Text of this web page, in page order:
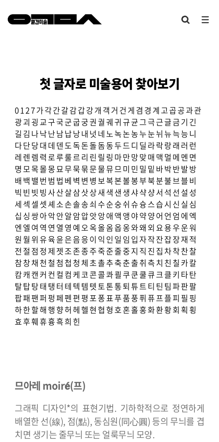
첫 글자로 미술용어 찾아보기
0 1 27가각간갈감갑강개 객 거 건 게 겸 경 계 고곱공과관
광괴 굉 교구국군굽궁권 궐궤귀규균그극근글금기 긴
길 김 나낙난남납낭내 넛 네 노녹논농누눈뉘뉴늑능니
다단당대 데 덴 도독돈돌돔동두드디 딜 라락랑래 러 런
레 렌 렘 력 로루룰르리 린 릴 링 마만망맞매 맥 멀 메 멘 면
명 모목몰몽묘무묵묶문물뮤므미 민 밀 밑 바박반발방
배 백 밸 번 범 법 베 벽 변 병 보복본볼봉부북분불브블비
빅 빈 빗 빙사산살삼삿상새 색 샌 생샤샥샹서 석 선 설 성
세 섹 셀 셋셰 소손솔송쇠수순숭쉬슈슝스습시 신 실 심
십 싱 쌍아악안알암압앗앙애 액 앵 야약양어 언 엄 에 엑
엔 엘 여 역 연 열 영 예 오옥올옴옵옹와왜 외 요용우운워
원월 위유육윤은음응이 익 인 일 임 입자작잔잡장재 적
전 절 점 정 제 젯 조존종주죽준줄중지 직 진 집 차착찬찰
참창채 천 철 첨 첩 청 체 초촐추축춘출취측치 친 칠 카칼
캄캐 캔 커 컨 컬 컴 케 코콘콜콰쾰 쿠쿤쿨큐크클키 타탄
탈탑탕태 탱 터 테 텍 템 텟 토톤통퇴튜트티 틴 팀파판팔
팝패팬퍼 펑페펜 편 평 포퐁표푸품풍퓌 퓨프플피 필 핑
하한할해행 향허헤헬 현협 형 호혼홀홍화환황회 획 횡
효 후훼휴흉흑희 힌
므아레 moiré(프)
그래픽 디자인*의 표현기법. 기하학적으로 정연하게
배열한 선(線), 점(點), 동심원(同心圓) 등의 무늬를 겹
치면 생기는 줄무늬 또는 얼룩무늬 모양.